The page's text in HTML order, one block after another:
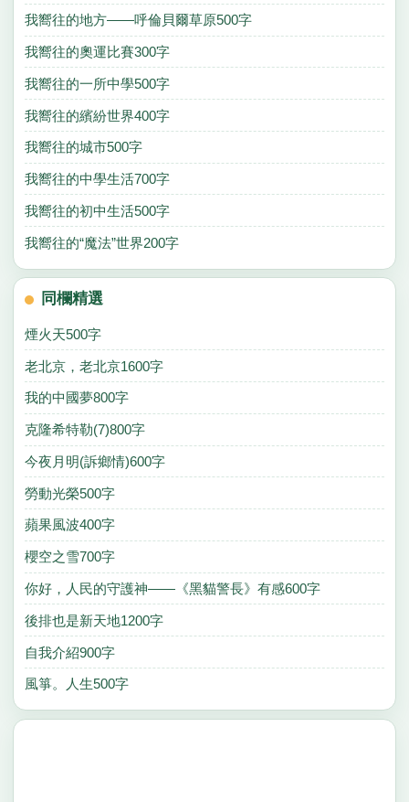
我嚮往的地方——呼倫貝爾草原500字
我嚮往的奧運比賽300字
我嚮往的一所中學500字
我嚮往的繽紛世界400字
我嚮往的城市500字
我嚮往的中學生活700字
我嚮往的初中生活500字
我嚮往的“魔法”世界200字
同欄精選
煙火天500字
老北京，老北京1600字
我的中國夢800字
克隆希特勒(7)800字
今夜月明(訴鄉情)600字
勞動光榮500字
蘋果風波400字
櫻空之雪700字
你好，人民的守護神——《黑貓警長》有感600字
後排也是新天地1200字
自我介紹900字
風箏。人生500字